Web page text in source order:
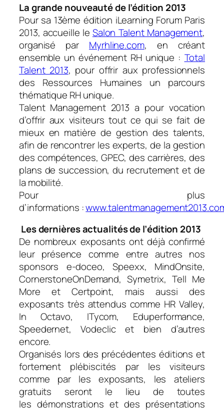
La grande nouveauté de l’édition 2013
Pour sa 13ème édition iLearning Forum Paris
2013, accueille le Salon Talent Management,
organisé par Myrhline.com, en créant
ensemble un événement RH unique : Total
Talent 2013, pour offrir aux professionnels
des Ressources Humaines un parcours
thématique RH unique.
Talent Management 2013 a pour vocation
d’offrir aux visiteurs tout ce qui se fait de
mieux en matière de gestion des talents,
afin de rencontrer les experts, de la gestion
des compétences, GPEC, des carrières, des
plans de succession, du recrutement et de
la mobilité.
Pour plus
d’informations :
Les dernières actualités de l’édition 2013
De nombreux exposants ont déjà confirmé
leur présence comme entre autres nos
sponsors e-doceo, Speexx, MindOnsite,
CornerstoneOnDemand, Symetrix, Tell Me
More et Certpoint, mais aussi des
exposants très attendus comme HR Valley,
In Octavo, ITycom, Eduperformance,
Speedernet, Vodeclic et bien d’autres
encore.
Organisés lors des précédentes éditions et
fortement plébiscités par les visiteurs
comme par les exposants, les ateliers
gratuits seront le lieu de toutes
les démonstrations et des présentations